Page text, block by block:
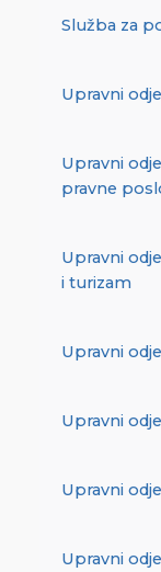
Služba za
Upravni
Upravni
pravne
Upravni
i turizam
Upravni
Upravni
Upravni
Upravni